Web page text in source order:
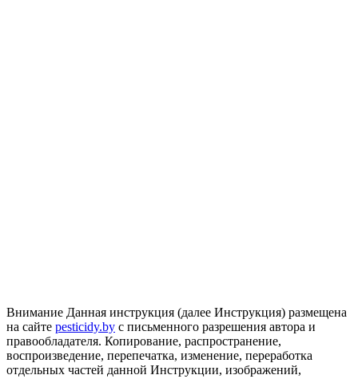
Внимание Данная инструкция (далее Инструкция) размещена
на сайте pesticidy.by с письменного разрешения автора и
правообладателя. Копирование, распространение,
воспроизведение, перепечатка, изменение, переработка
отдельных частей данной Инструкции, изображений,